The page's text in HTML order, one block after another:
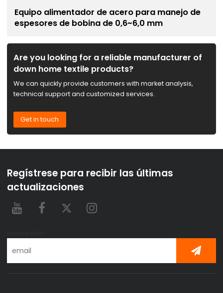
Equipo alimentador de acero para manejo de
espesores de bobina de 0,6~6,0 mm
Are you looking for a reliable manufacturer of
down home textile products?
We can quickly provide customers with market analysis,
technical support and customized services.
Get in touch
Regístrese para recibir las últimas
actualizaciones